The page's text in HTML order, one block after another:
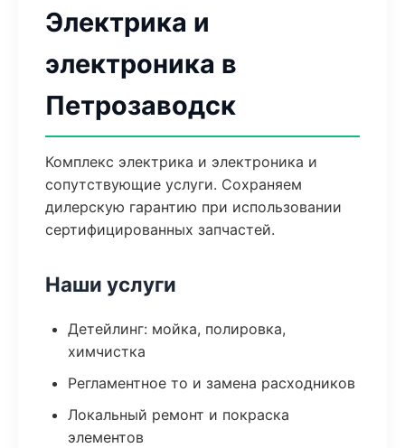
Электрика и
электроника в
Петрозаводск
Комплекс электрика и электроника и
сопутствующие услуги. Сохраняем
дилерскую гарантию при использовании
сертифицированных запчастей.
Наши услуги
Детейлинг: мойка, полировка,
химчистка
Регламентное то и замена расходников
Локальный ремонт и покраска
элементов